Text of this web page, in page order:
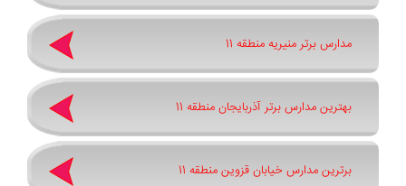
مدارس برتر منیریه منطقه 11
بهترین مدارس برتر آذربایجان منطقه 11
برترین مدارس خیابان قزوین منطقه 11